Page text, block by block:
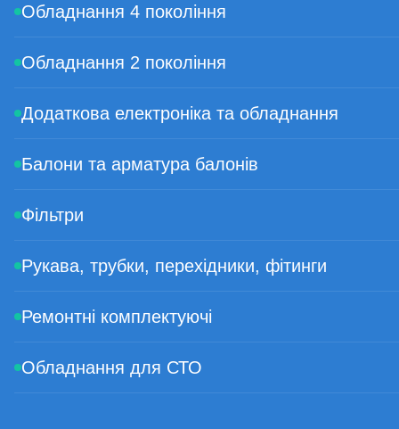
Обладнання 4 покоління
Обладнання 2 покоління
Додаткова електроніка та обладнання
Балони та арматура балонів
Фільтри
Рукава, трубки, перехідники, фітинги
Ремонтні комплектуючі
Обладнання для СТО